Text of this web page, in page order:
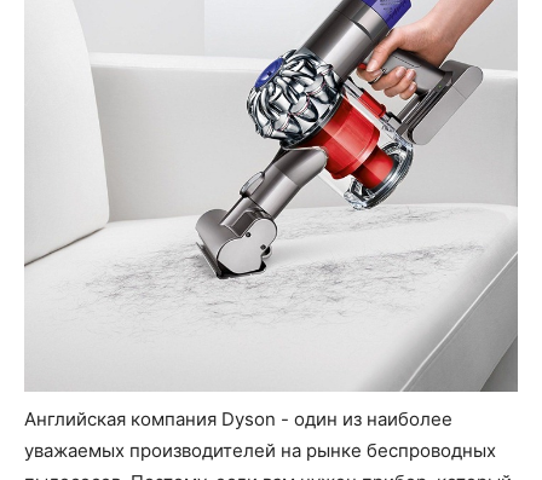
Английская компания Dyson - один из наиболее
уважаемых производителей на рынке беспроводных